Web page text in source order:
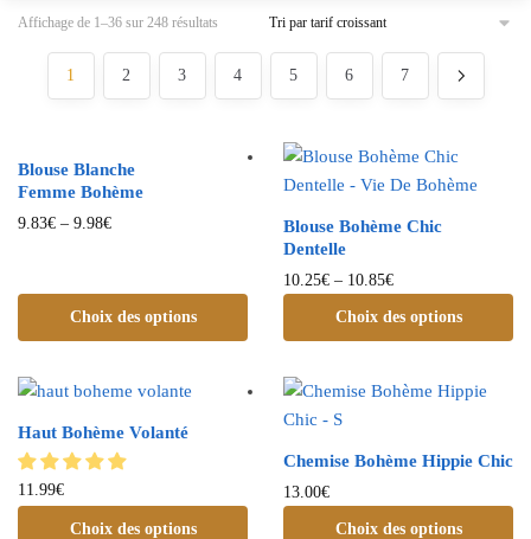
Affichage de 1–36 sur 248 résultats
1 2 3 4 5 6 7
Blouse Blanche
Femme Bohème
9.83€ – 9.98€
Choix des options
Blouse Bohème Chic
Dentelle
10.25€ – 10.85€
Choix des options
Haut Bohème Volanté
11.99€
Choix des options
Chemise Bohème Hippie Chic
13.00€
Choix des options